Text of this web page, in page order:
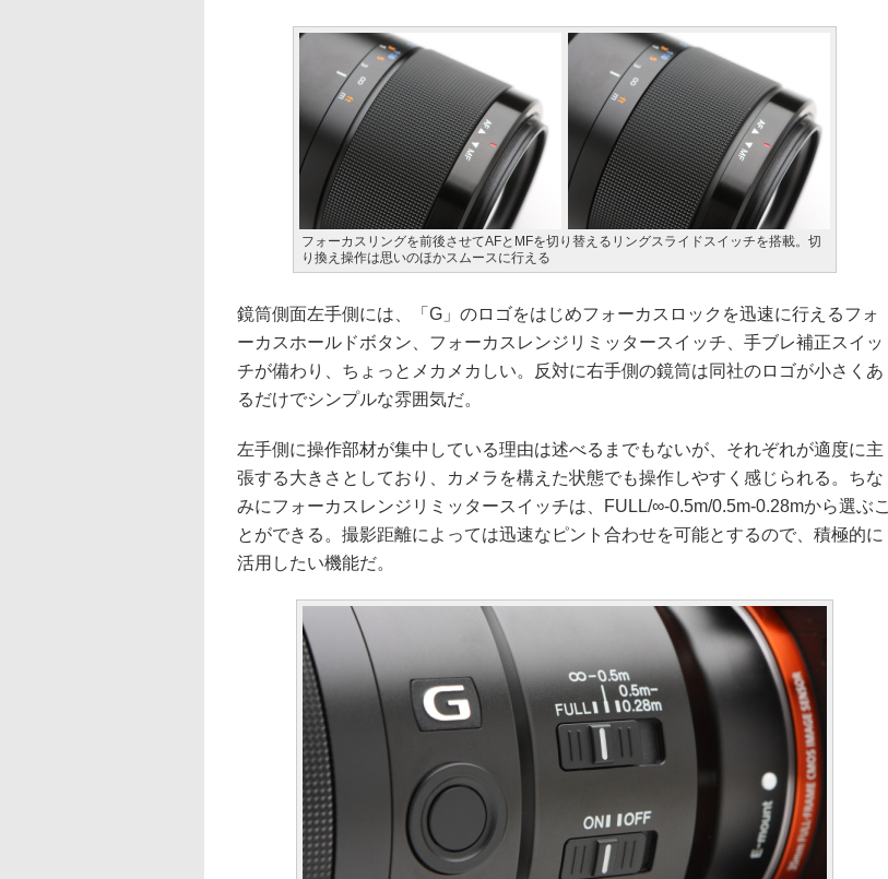
フォーカスリングを前後させてAFとMFを切り替えるリングスライドスイッチを搭載。切
り換え操作は思いのほかスムースに行える
鏡筒側面左手側には、「G」のロゴをはじめフォーカスロックを迅速に行えるフォ
ーカスホールドボタン、フォーカスレンジリミッタースイッチ、手ブレ補正スイッ
チが備わり、ちょっとメカメカしい。反対に右手側の鏡筒は同社のロゴが小さくあ
るだけでシンプルな雰囲気だ。
左手側に操作部材が集中している理由は述べるまでもないが、それぞれが適度に主
張する大きさとしており、カメラを構えた状態でも操作しやすく感じられる。ちな
みにフォーカスレンジリミッタースイッチは、FULL/∞-0.5m/0.5m-0.28mから選ぶこ
とができる。撮影距離によっては迅速なピント合わせを可能とするので、積極的に
活用したい機能だ。